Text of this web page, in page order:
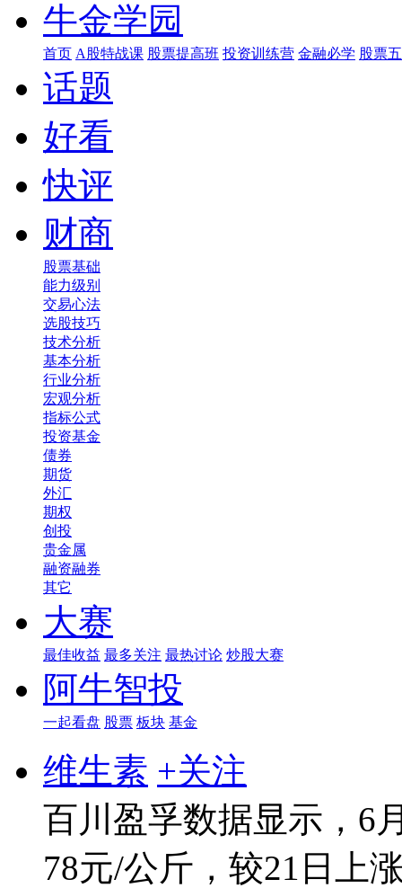
牛金学园
首页 A股特战课 股票提高班 投资训练营 金融必学 股票
话题
好看
快评
财商
股票基础
能力级别
交易心法
选股技巧
技术分析
基本分析
行业分析
宏观分析
指标公式
投资基金
债券
期货
外汇
期权
创投
贵金属
融资融券
其它
大赛
最佳收益 最多关注 最热讨论 炒股大赛
阿牛智投
一起看盘 股票 板块 基金
维生素 +关注
百川盈孚数据显示，6
78元/公斤，较21日上